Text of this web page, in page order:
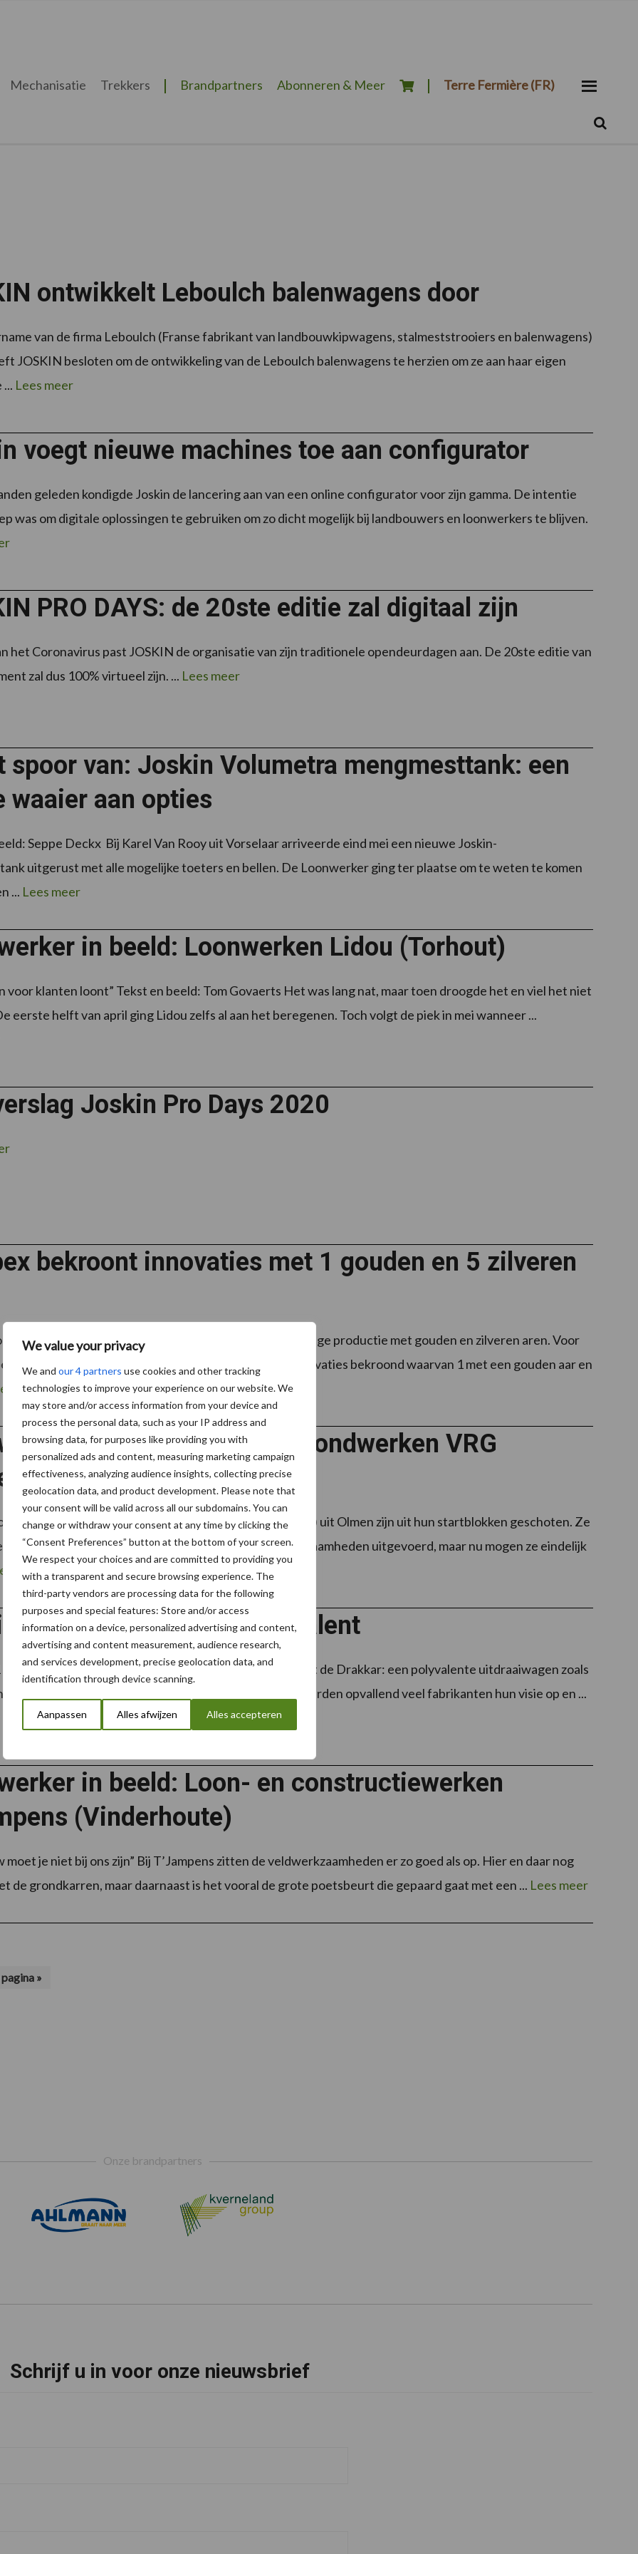
We value your privacy
We and our 4 partners use cookies and other tracking
technologies to improve your experience on our website. We
may store and/or access information from your device and
process the personal data, such as your IP address and
browsing data, for purposes like providing you with
personalized ads and content, measuring marketing campaign
effectiveness, analyzing audience insights, collecting precise
geolocation data, and product development. Please note that
your consent will be valid across all our subdomains. You can
change or withdraw your consent at any time by clicking the
“Consent Preferences” button at the bottom of your screen.
We respect your choices and are committed to providing you
with a transparent and secure browsing experience. The
third-party vendors are processing data for the following
purposes and special features: Store and/or access
information on a device, personalized advertising and content,
advertising and content measurement, audience research,
and services development, precise geolocation data, and
identification through device scanning.
Aanpassen Alles afwijzen Alles accepteren
Mechanisatie Trekkers Brandpartners Abonneren & Meer Terre Fermière (FR)
ontwikkelt Leboulch balenwagens door
van de firma Leboulch (Franse fabrikant van landbouwkipwagens, stalmeststrooiers en balenwagens)
JOSKIN besloten om de ontwikkeling van de Leboulch balenwagens te herzien om ze aan haar eigen
Lees meer
voegt nieuwe machines toe aan configurator
geleden kondigde Joskin de lancering aan van een online configurator voor zijn gamma. De intentie
was om digitale oplossingen te gebruiken om zo dicht mogelijk bij landbouwers en loonwerkers te blijven.
PRO DAYS: de 20ste editie zal digitaal zijn
het Coronavirus past JOSKIN de organisatie van zijn traditionele opendeurdagen aan. De 20ste editie van
zal dus 100% virtueel zijn. ... Lees meer
spoor van: Joskin Volumetra mengmesttank: een
waaier aan opties
Seppe Deckx Bij Karel Van Rooy uit Vorselaar arriveerde eind mei een nieuwe Joskin-
uitgerust met alle mogelijke toeters en bellen. De Loonwerker ging ter plaatse om te weten te komen
... Lees meer
in beeld: Loonwerken Lidou (Torhout)
voor klanten loont” Tekst en beeld: Tom Govaerts Het was lang nat, maar toen droogde het en viel het niet
eerste helft van april ging Lidou zelfs al aan het beregenen. Toch volgt de piek in mei wanneer ...
Joskin Pro Days 2020
bekroont innovaties met 1 gouden en 5 zilveren
bekroont een vakjury de innovaties uit de plantaardige productie met gouden en zilveren aren. Voor
editie waren er 56 inzendingen. Hieruit werden 6 innovaties bekroond waarvan 1 met een gouden aar en
in beeld: Loon- en grondwerken VRG
doen op korte tijd” De Van Roey Gebroeders (VRG) uit Olmen zijn uit hun startblokken geschoten. Ze
de hele winter grondtransporten en onderhoudswerkzaamheden uitgevoerd, maar nu mogen ze eindelijk
meer
Drakkar: ongekend polyvalent
gooit Joskin producttransport over een andere boeg met de Drakkar: een polyvalente uitdraaiwagen zoals
het zelf noemt. Op de Agritechnica van 2011 presenteerden opvallend veel fabrikanten hun visie op en ...
in beeld: Loon- en constructiewerken
(Vinderhoute)
moet je niet bij ons zijn” Bij T’Jampens zitten de veldwerkzaamheden er zo goed als op. Hier en daar nog
de grondkarren, maar daarnaast is het vooral de grote poetsbeurt die gepaard gaat met een ... Lees meer
»
Onze brandpartners
Schrijf u in voor onze nieuwsbrief